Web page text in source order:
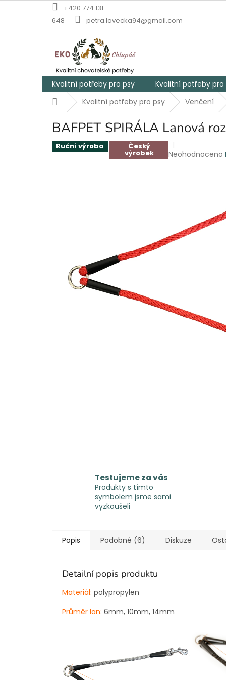
obsah
+420 774 131
648
petra.lovecka94@gmail.com
Kvalitní potřeby pro psy
Kvalitní potřeby pro
DomůKvalitní potřeby pro psy Venčení
BAFPET SPIRÁLA Lanová
Ruční výroba Český
výrobek
Průměrné
hvězdiček.
Neohodnoceno
Testujeme za vás
Produkty s tímto
symbolem jsme sami
vyzkoušeli
Popis Podobné (6) Diskuze
Detailní popis produktu
Materiál: polypropylen
Průměr lan: 6mm, 10mm, 14mm